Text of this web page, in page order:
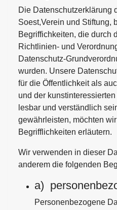
Die Datenschutzerklärung
Soest,Verein und Stiftung,
Begriffichkeiten, die durch
Richtlinien- und
Datenschutz-
wurden. Unsere
für die Öffentlichkeit als
und der
lesbar und verständlich
gewährleisten, möchten
Begrifflichkeiten erläutern.
Wir verwenden in dieser
anderem die folgenden
a)
Personenbezogene